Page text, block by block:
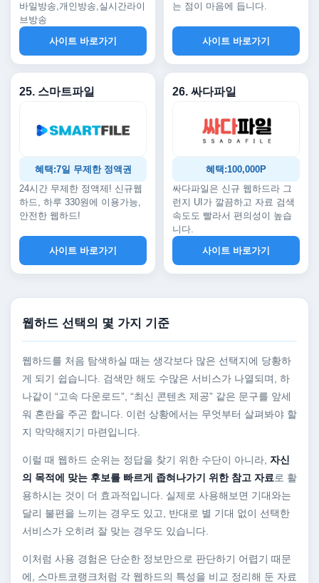
바일방송,개인방송,실시간라이
브방송
사이트 바로가기
는 점이 마음에 듭니다.
사이트 바로가기
25. 스마트파일
혜택:7일 무제한 정액권
24시간 무제한 정액제! 신규웹
하드, 하루 330원에 이용가능,
안전한 웹하드!
사이트 바로가기
26. 싸다파일
혜택:100,000P
싸다파일은 신규 웹하드라 그
런지 UI가 깔끔하고 자료 검색
속도도 빨라서 편의성이 높습
니다.
사이트 바로가기
웹하드 선택의 몇 가지 기준
웹하드를 처음 탐색하실 때는 생각보다 많은 선택지에 당황하
게 되기 쉽습니다. 검색만 해도 수많은 서비스가 나열되며, 하
나같이 “고속 다운로드”, “최신 콘텐츠 제공” 같은 문구를 앞세
워 혼란을 주곤 합니다. 이런 상황에서는 무엇부터 살펴봐야 할
지 막막해지기 마련입니다.
이럴 때 웹하드 순위는 정답을 찾기 위한 수단이 아니라, 자신
의 목적에 맞는 후보를 빠르게 좁혀나가기 위한 참고 자료로 활
용하시는 것이 더 효과적입니다. 실제로 사용해보면 기대와는
달리 불편을 느끼는 경우도 있고, 반대로 별 기대 없이 선택한
서비스가 오히려 잘 맞는 경우도 있습니다.
이처럼 사용 경험은 단순한 정보만으로 판단하기 어렵기 때문
에, 스마트코랭크처럼 각 웹하드의 특성을 비교 정리해 둔 자료